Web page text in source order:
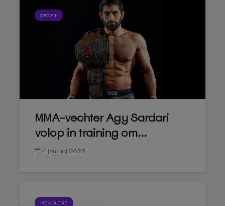
SPORT
MMA-vechter Agy Sardari
volop in training om...
4 januari 2022
HEADLINE